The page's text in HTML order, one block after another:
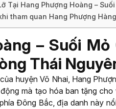
Tại Hang Phượng Hoàng – Suối
tham quan Hang Phượng
– Suối
Thái
huyện Võ Nhai, Hang
mà tạo hóa ban tặng
Đông Bắc, địa danh này